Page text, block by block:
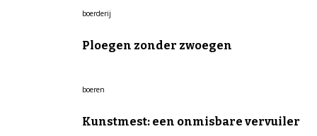
boerderij
Ploegen zonder zwoegen
boeren
Kunstmest: een onmisbare vervuiler